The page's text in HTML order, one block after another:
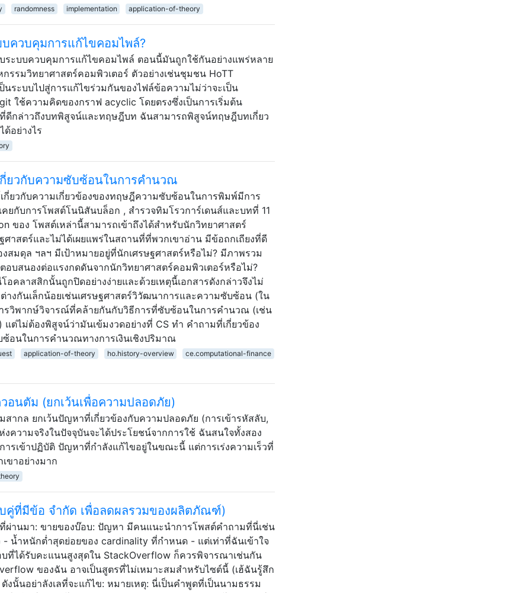
randomness implementation application-of-theory
ควบคุมการแก้ไขคอมไพล์?
ระบบควบคุมการแก้ไขคอมไพล์ ตอนนี้มันถูกใช้กันอย่างแพร่หลาย
รรมวิทยาศาสตร์คอมพิวเตอร์ ตัวอย่างเช่นชุมชน HoTT
ระบบไปสู่การแก้ไขร่วมกันของไฟล์ข้อความไม่ว่าจะเป็น
ใช้ความคิดของกราฟ acyclic โดยตรงซึ่งเป็นการเริ่มต้น
ดีกล่าวถึงบทพิสูจน์และทฤษฎีบท ฉันสามารถพิสูจน์ทฤษฎีบทเกี่ยว
ด้อย่างไร
กี่ยวกับความซับซ้อนในการคำนวณ
กี่ยวกับความเกี่ยวข้องของทฤษฎีความซับซ้อนในการพิมพ์มีการ
ยกับการโพสต์โนนิสันบล็อก , สำรวจทิมโรวการ์เดนส์และบทที่ 11
ของ โพสต์เหล่านี้สามารถเข้าถึงได้สำหรับนักวิทยาศาสตร์
าสตร์และไม่ได้เผยแพร่ในสถานที่ที่พวกเขาอ่าน มีข้อถกเถียงที่ดี
มดุล ฯลฯ มีเป้าหมายอยู่ที่นักเศรษฐศาสตร์หรือไม่? มีภาพรวม
อบสนองต่อแรงกดดันจากนักวิทยาศาสตร์คอมพิวเตอร์หรือไม่?
อคลาสสิกนั้นถูกปิดอย่างง่ายและด้วยเหตุนี้เอกสารดังกล่าวจึงไม่
างกันเล็กน้อยเช่นเศรษฐศาสตร์วิวัฒนาการและความซับซ้อน (ใน
ารวิพากษ์วิจารณ์ที่คล้ายกันกับวิธีการที่ซับซ้อนในการคำนวณ (เช่น
ต่ไม่ต้องพิสูจน์ว่ามันเข้มงวดอย่างที่ CS ทำ คำถามที่เกี่ยวข้อง
อนในการคำนวณทางการเงินเชิงปริมาณ
application-of-theory ho.history-overview ce.computational-finance
อนตัม (ยกเว้นเพื่อความปลอดภัย)
สากล ยกเว้นปัญหาที่เกี่ยวข้องกับความปลอดภัย (การเข้ารหัสลับ,
ความจริงในปัจจุบันจะได้ประโยชน์จากการใช้ ฉันสนใจทั้งสอง
รเข้าปฏิบัติ ปัญหาที่กำลังแก้ไขอยู่ในขณะนี้ แต่การเร่งความเร็วที่
ขาอย่างมาก
บคู่ที่มีข้อ จำกัด เพื่อลดผลรวมของผลิตภัณฑ์)
ผ่านมา: ขายของบ๊อบ: ปัญหา มีคนแนะนำการโพสต์คำถามที่นี่เช่น
น้ำหนักต่ำสุดย่อยของ cardinality ที่กำหนด - แต่เท่าที่ฉันเข้าใจ
ได้รับคะแนนสูงสุดใน StackOverflow ก็ควรพิจารณาเช่นกัน
ของฉัน อาจเป็นสูตรที่ไม่เหมาะสมสำหรับไซต์นี้ (เฮ้ฉันรู้สึก
งนั้นอย่าลังเลที่จะแก้ไข: หมายเหตุ: นี่เป็นคำพูดที่เป็นนามธรรม